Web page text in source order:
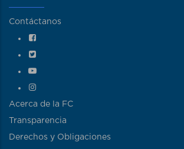
Contáctanos
Acerca de la FC
Transparencia
Derechos y Obligaciones